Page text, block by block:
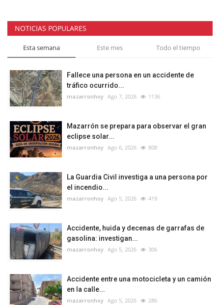
NOTICIAS POPULARES
Esta semana Este mes Todo el tiempo
Fallece una persona en un accidente de
tráfico ocurrido...
mazarronhoy Ago 7, 2026 1136
Mazarrón se prepara para observar el gran
eclipse solar...
mazarronhoy Ago 6, 2026 808
La Guardia Civil investiga a una persona por
el incendio...
mazarronhoy Ago 5, 2026 419
Accidente, huida y decenas de garrafas de
gasolina: investigan...
mazarronhoy Ago 5, 2026 306
Accidente entre una motocicleta y un camión
en la calle...
mazarronhoy Ago 5, 2026 286